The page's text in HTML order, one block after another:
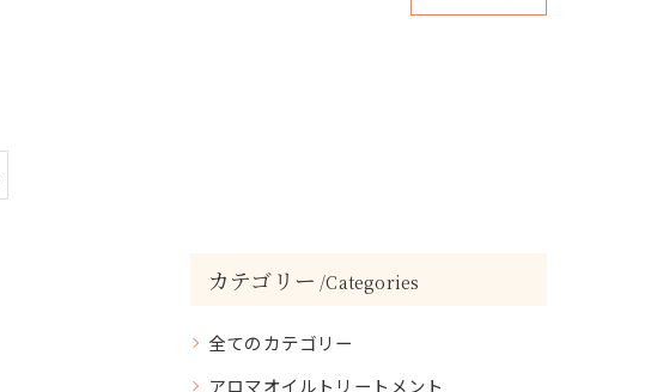
カテゴリー Categories
全てのカテゴリー
アロマオイルトリートメント